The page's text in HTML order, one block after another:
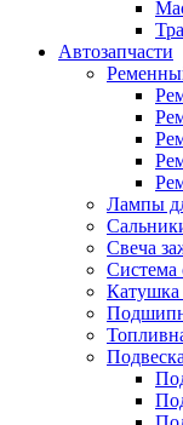
Автозапчасти
Лампы
Свеча
Система
Катушка
Подвеска